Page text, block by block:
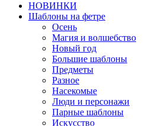
НОВИНКИ
Шаблоны на фетре
Осень
Магия и волшебство
Новый год
Большие шаблоны
Предметы
Разное
Насекомые
Люди и персонажи
Парные шаблоны
Искусство